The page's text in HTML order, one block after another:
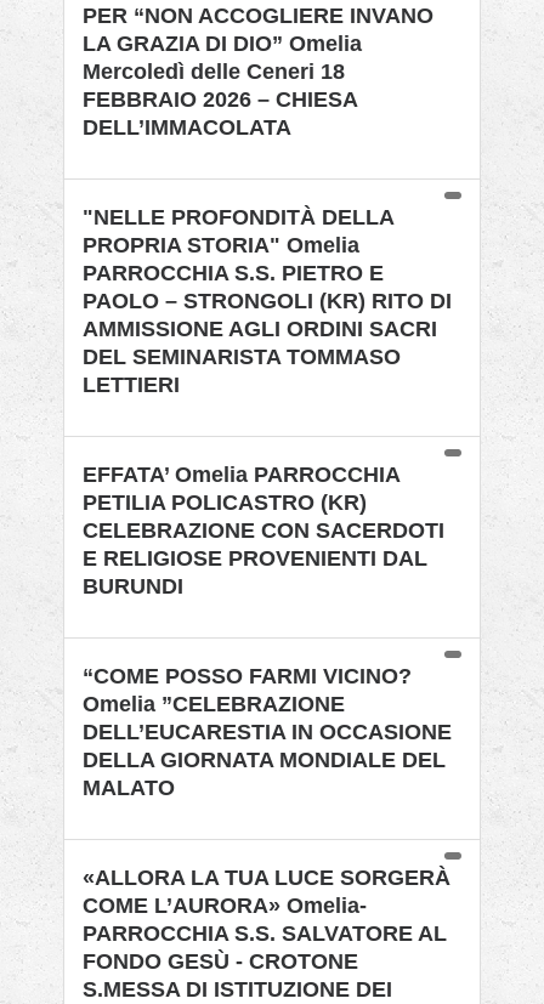
PER “NON ACCOGLIERE INVANO
LA GRAZIA DI DIO” Omelia
Mercoledì delle Ceneri 18
FEBBRAIO 2026 – CHIESA
DELL’IMMACOLATA
"NELLE PROFONDITÀ DELLA
PROPRIA STORIA" Omelia
PARROCCHIA S.S. PIETRO E
PAOLO – STRONGOLI (KR) RITO DI
AMMISSIONE AGLI ORDINI SACRI
DEL SEMINARISTA TOMMASO
LETTIERI
EFFATA’ Omelia PARROCCHIA
PETILIA POLICASTRO (KR)
CELEBRAZIONE CON SACERDOTI
E RELIGIOSE PROVENIENTI DAL
BURUNDI
“COME POSSO FARMI VICINO?
Omelia ”CELEBRAZIONE
DELL’EUCARESTIA IN OCCASIONE
DELLA GIORNATA MONDIALE DEL
MALATO
«ALLORA LA TUA LUCE SORGERÀ
COME L’AURORA» Omelia-
PARROCCHIA S.S. SALVATORE AL
FONDO GESÙ - CROTONE
S.MESSA DI ISTITUZIONE DEI